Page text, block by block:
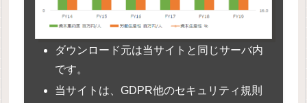
ダウンロード元は当サイトと同じサーバ内
です。
当サイトは、GDPR他のセキュリティ規則